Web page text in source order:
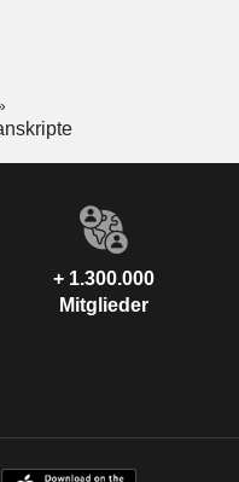
+ 1.300.000
Mitglieder